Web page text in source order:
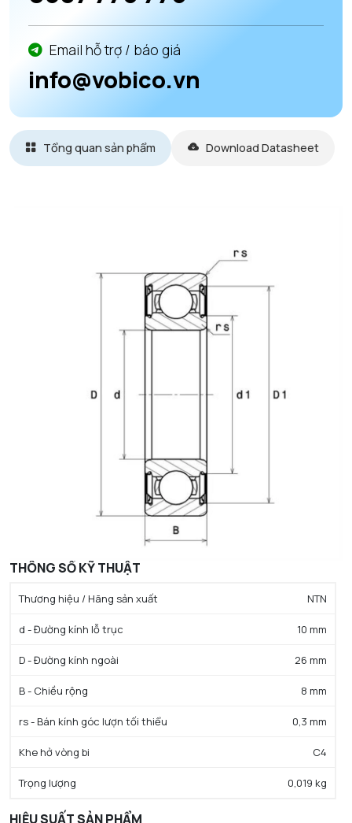
Email hỗ trợ / báo giá
info@vobico.vn
Tổng quan sản phẩm Download Datasheet
THÔNG SỐ KỸ THUẬT
Thương hiệu / Hãng sản xuất NTN
d - Đường kính lỗ trục 10 mm
D - Đường kính ngoài 26 mm
B - Chiều rộng 8 mm
rs - Bán kính góc lượn tối thiểu 0,3 mm
Khe hở vòng bi C4
Trọng lượng 0,019 kg
HIỆU SUẤT SẢN PHẨM